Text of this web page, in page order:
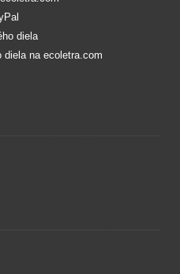
diela
diela na ecoletra.com